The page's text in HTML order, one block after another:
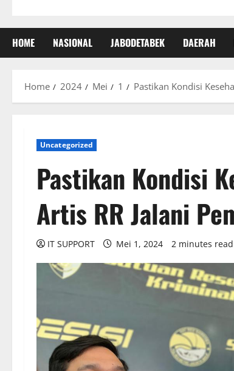
HOME NASIONAL JABODETABEK DAERAH
Home 2024 Mei 1 Pastikan Kondisi
Uncategorized
Pastikan Kondisi
Artis RR Jalani
IT SUPPORT Mei 1, 2024 2 minutes read